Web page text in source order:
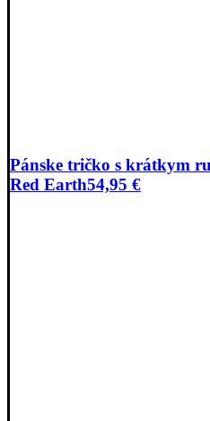
Pánske tričko s krátkym
Red Earth54,95 €